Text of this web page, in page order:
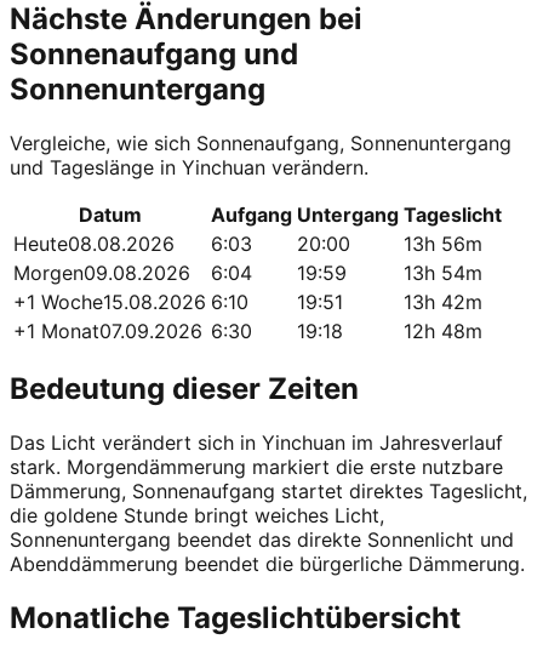
Nächste Änderungen bei
Sonnenaufgang und
Sonnenuntergang
Vergleiche, wie sich Sonnenaufgang, Sonnenuntergang
und Tageslänge in Yinchuan verändern.
Datum
Aufgang Untergang Tageslicht
Heute08.08.2026 6:03 20:00
13h 56m
Morgen09.08.2026 6:04 19:59
13h 54m
+1 Woche15.08.2026 6:10 19:51
13h 42m
+1 Monat07.09.2026 6:30 19:18 12h 48m
Bedeutung dieser Zeiten
Das Licht verändert sich in Yinchuan im Jahresverlauf
stark. Morgendämmerung markiert die erste nutzbare
Dämmerung, Sonnenaufgang startet direktes Tageslicht,
die goldene Stunde bringt weiches Licht,
Sonnenuntergang beendet das direkte Sonnenlicht und
Abenddämmerung beendet die bürgerliche Dämmerung.
Monatliche Tageslichtübersicht